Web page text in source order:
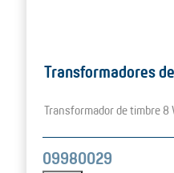
Transformadores
Transformador de timbre 8
09980029